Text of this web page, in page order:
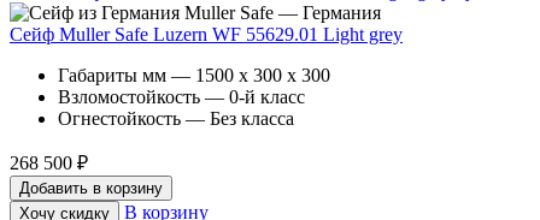
Muller Safe — Германия
Сейф Muller Safe Luzern WF 55629.01 Light grey
Габариты мм — 1500 x 300 x 300
Взломостойкость — 0-й класс
Огнестойкость — Без класса
268 500 ₽
Добавить в корзину
Хочу скидку
В корзину